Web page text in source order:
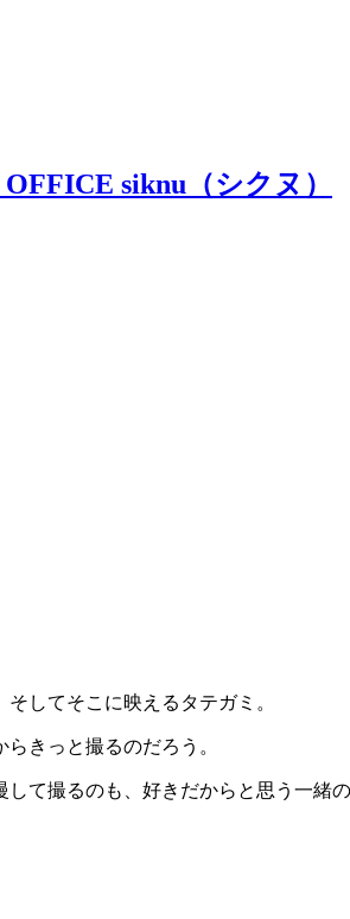
してそこに映えるタテガミ。
きっと撮るのだろう。
て撮るのも、好きだからと思う一緒の